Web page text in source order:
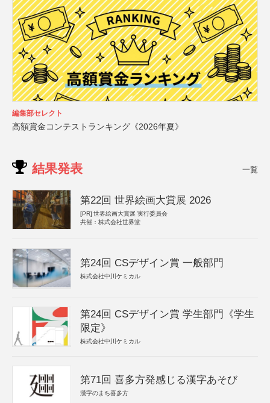
編集部セレクト
高額賞金コンテストランキング《2026年夏》
結果発表 一覧
第22回 世界絵画大賞展 2026
[PR] 世界絵画大賞展 実行委員会
共催：株式会社世界堂
第24回 CSデザイン賞 一般部門
株式会社中川ケミカル
第24回 CSデザイン賞 学生部門《学生
限定》
株式会社中川ケミカル
第71回 喜多方発感じる漢字あそび
漢字のまち喜多方